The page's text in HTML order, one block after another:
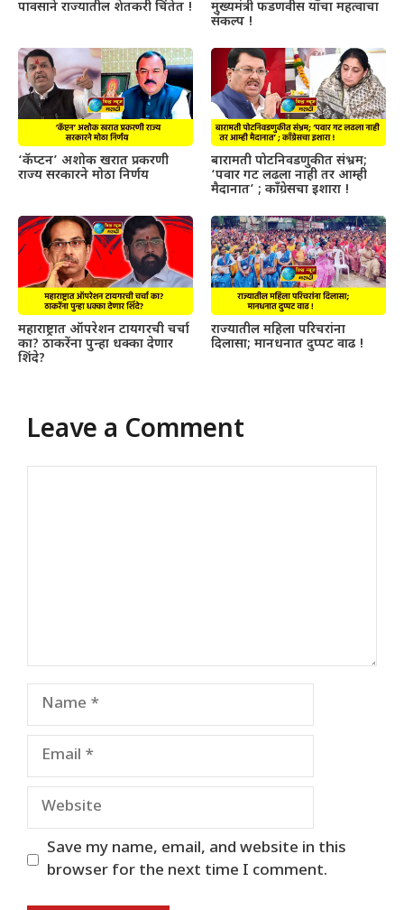
पावसाने राज्यातील शेतकरी चिंतेत !
मुख्यमंत्री फडणवीस यांचा महत्वाचा
संकल्प !
‘कॅप्टन’ अशोक खरात प्रकरणी
राज्य सरकारने मोठा निर्णय
बारामती पोटनिवडणुकीत संभ्रम;
‘पवार गट लढला नाही तर आम्ही
मैदानात’ ; काँग्रेसचा इशारा !
महाराष्ट्रात ऑपरेशन टायगरची चर्चा
का? ठाकरेंना पुन्हा धक्का देणार
शिंदे?
राज्यातील महिला परिचरांना
दिलासा; मानधनात दुप्पट वाढ !
Leave a Comment
Name
Email
Website
Save my name, email, and website in this
browser for the next time I comment.